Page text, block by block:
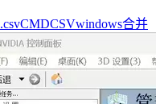
.csvCMDCSVwindows合并